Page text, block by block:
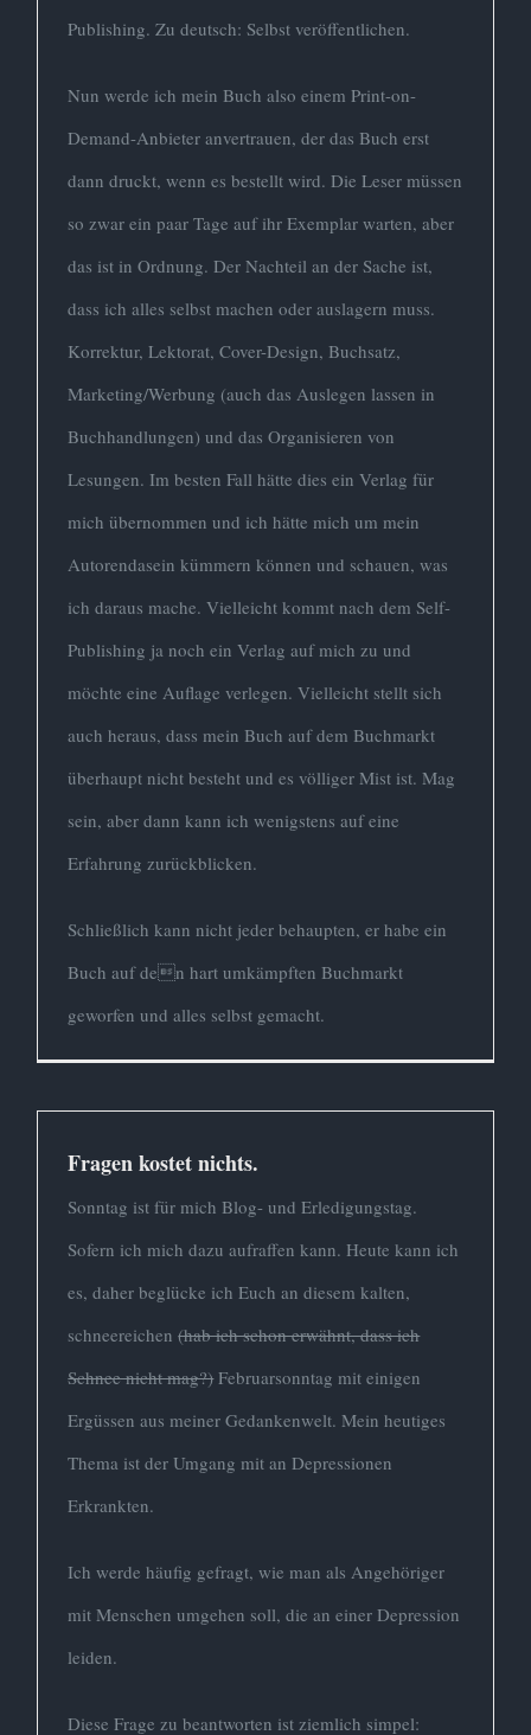
Publishing. Zu deutsch: Selbst veröffentlichen.
Nun werde ich mein Buch also einem Print-on-
Demand-Anbieter anvertrauen, der das Buch erst
dann druckt, wenn es bestellt wird. Die Leser müssen
so zwar ein paar Tage auf ihr Exemplar warten, aber
das ist in Ordnung. Der Nachteil an der Sache ist,
dass ich alles selbst machen oder auslagern muss.
Korrektur, Lektorat, Cover-Design, Buchsatz,
Marketing/Werbung (auch das Auslegen lassen in
Buchhandlungen) und das Organisieren von
Lesungen. Im besten Fall hätte dies ein Verlag für
mich übernommen und ich hätte mich um mein
Autorendasein kümmern können und schauen, was
ich daraus mache. Vielleicht kommt nach dem Self-
Publishing ja noch ein Verlag auf mich zu und
möchte eine Auflage verlegen. Vielleicht stellt sich
auch heraus, dass mein Buch auf dem Buchmarkt
überhaupt nicht besteht und es völliger Mist ist. Mag
sein, aber dann kann ich wenigstens auf eine
Erfahrung zurückblicken.
Schließlich kann nicht jeder behaupten, er habe ein
Buch auf den hart umkämpften Buchmarkt
geworfen und alles selbst gemacht.
Fragen kostet nichts.
Sonntag ist für mich Blog- und Erledigungstag.
Sofern ich mich dazu aufraffen kann. Heute kann ich
es, daher beglücke ich Euch an diesem kalten,
schneereichen(hab ich schon erwähnt, dass ich
Schnee nicht mag?)Februarsonntag mit einigen
Ergüssen aus meiner Gedankenwelt. Mein heutiges
Thema ist der Umgang mit an Depressionen
Erkrankten.
Ich werde häufig gefragt, wie man als Angehöriger
mit Menschen umgehen soll, die an einer Depression
leiden.
Diese Frage zu beantworten ist ziemlich simpel: